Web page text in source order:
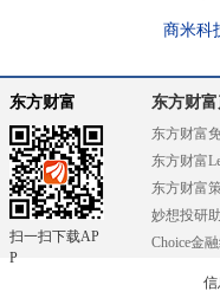
商米科
东方财富
扫一扫下载AP
P
东方财
东方财富
东方财富
东方财富
妙想投研
Choice金
信